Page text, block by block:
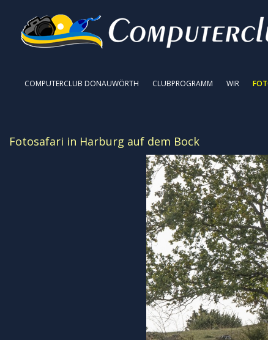
COMPUTERCLUB DONAUWÖRTH CLUBPROGRAMM WIR
Fotosafari in Harburg auf dem Bock